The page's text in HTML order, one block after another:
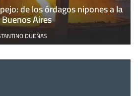
de los órdagos nipones a la
Aires
DUEÑAS